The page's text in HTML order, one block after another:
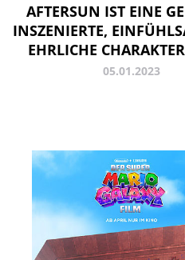
AFTERSUN IST EINE
INSZENIERTE,
EHRLICHE
05.01.2023